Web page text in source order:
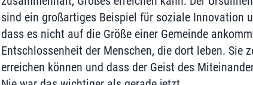
sind ein großartiges Beispiel für soziale Innovation
dass es nicht auf die Größe einer Gemeinde
Entschlossenheit der Menschen, die dort leben. Sie
erreichen können und dass der Geist des